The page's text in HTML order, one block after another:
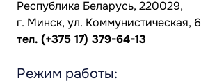
Республика Беларусь, 220029,
г. Минск, ул. Коммунистическая, 6
тел. (+375 17) 379-64-13
Режим работы: